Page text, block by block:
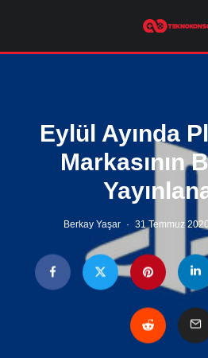
Eylül Ayında
Markasının
Berkay Yaşar · 31 Temmuz 2020